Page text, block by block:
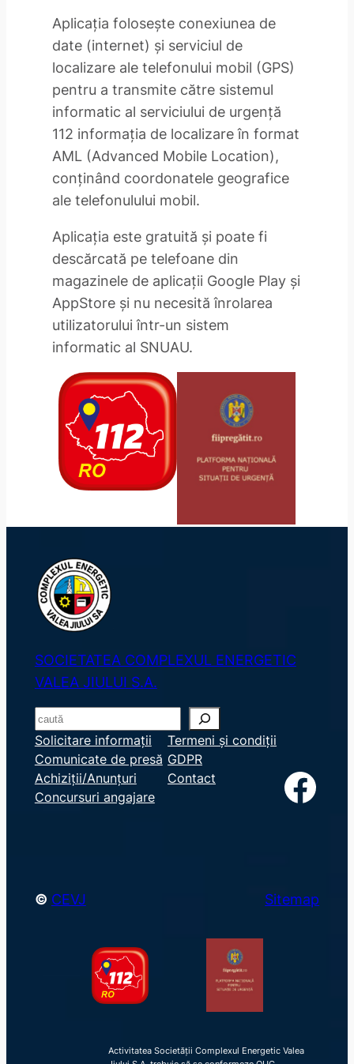
Aplicaţia foloseşte conexiunea de
date (internet) şi serviciul de
localizare ale telefonului mobil (GPS)
pentru a transmite către sistemul
informatic al serviciului de urgenţă
112 informaţia de localizare în format
AML (Advanced Mobile Location),
conţinând coordonatele geografice
ale telefonulului mobil.
Aplicaţia este gratuită şi poate fi
descărcată pe telefoane din
magazinele de aplicaţii Google Play şi
AppStore şi nu necesită înrolarea
utilizatorului într-un sistem
informatic al SNUAU.
SOCIETATEA COMPLEXUL ENERGETIC
VALEA JIULUI S.A.
S
e
a
r
c
Solicitare informații
Comunicate de presă
Achiziții/Anunțuri
Concursuri angajare
Termeni și condiții
GDPR
Contact
Facebook
© CEVJ Sitemap
Activitatea Societății Complexul Energetic Valea